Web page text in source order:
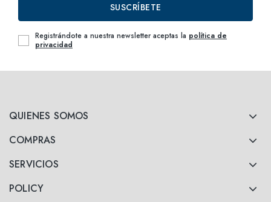
QUIENES SOMOS
COMPRAS
SERVICIOS
POLICY
SUSCRÍBETE
Registrándote a nuestra newsletter aceptas la política de
privacidad